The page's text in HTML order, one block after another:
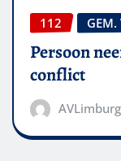
112 GEM.
Persoon
conflict
AVLimburg